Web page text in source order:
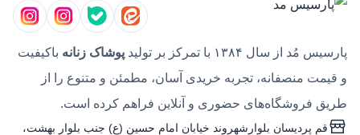
پارسیس مُد از سال ۱۳۸۴ با تمرکز بر تولید پوشاک زنانه باکیفیت
و قیمت منصفانه، تجربه خریدی آسان، مطمئن و متنوع را از
طریق فروشگاه‌های حضوری و آنلاین فراهم کرده است.
قم پردیسان بلوارشهروند خیابان امام حسین (ع) جنب بلوار بهشت،